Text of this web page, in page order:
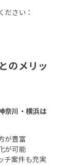
ださい：
のメリッ
奈川・横浜は
が豊富
が可能
チ案件も充実